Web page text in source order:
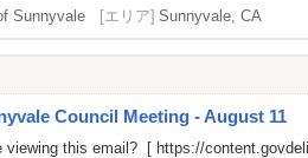
Sunnyvale [エリア] Sunnyvale, CA
Council Meeting - August 11
viewing this email? [ https://